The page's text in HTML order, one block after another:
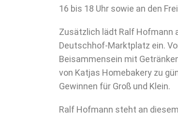
16 bis 18 Uhr sowie an den
Zusätzlich lädt Ralf Hofmann
Deutschhof-Marktplatz ein.
Beisammensein mit
von Katjas Homebakery zu
Gewinnen für Groß und Klein.
Ralf Hofmann steht an